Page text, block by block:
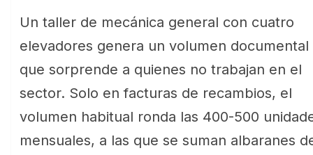
Un taller de mecánica general con cuatro
elevadores genera un volumen documental
que sorprende a quienes no trabajan en el
sector. Solo en facturas de recambios, el
volumen habitual ronda las 400-500
mensuales, a las que se suman albaranes